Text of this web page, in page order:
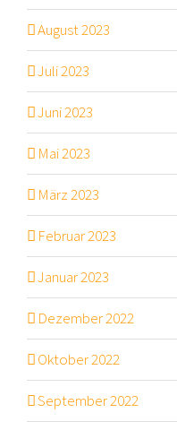
August 2023
Juli 2023
Juni 2023
Mai 2023
März 2023
Februar 2023
Januar 2023
Dezember 2022
Oktober 2022
September 2022